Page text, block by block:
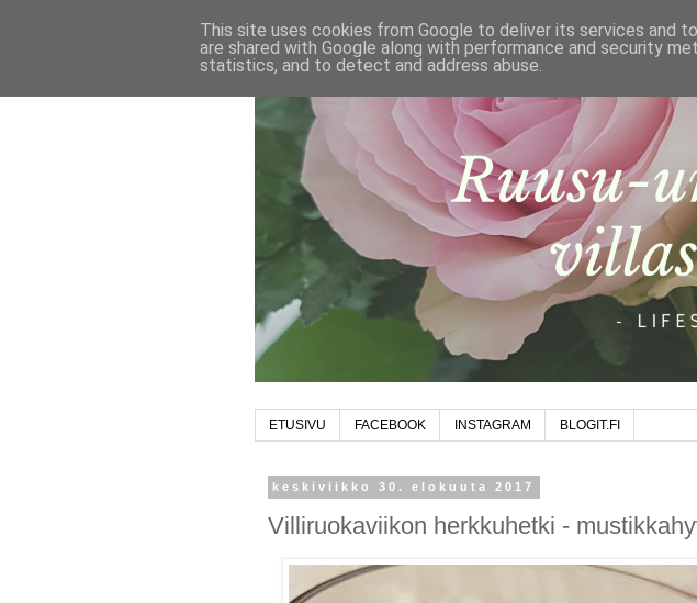
ETUSIVU FACEBOOK INSTAGRAM BLOGIT.FI
keskiviikko 30. elokuuta 2017
Villiruokaviikon herkkuhetki -
This site uses cookies from Google to deliver its services and
are shared with Google along with performance and security
statistics, and to detect and address abuse.